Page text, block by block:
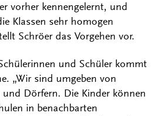
vorher kennengelernt, und
Klassen sehr homogen
Schröer das Vorgehen vor.
und Schüler kommt
„Wir sind umgeben von
und Dörfern. Die Kinder können
in benachbarten